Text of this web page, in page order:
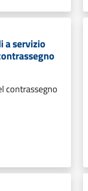
a servizio
contrassegno